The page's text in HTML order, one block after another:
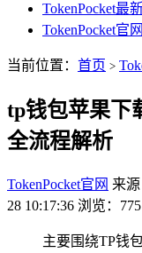
TokenPocket最
TokenPocket官网
当前位置： 首页 >
tp钱包苹果下
全流程解析
TokenPocket官网 来
28 10:17:36 浏览：775
主要围绕TP钱